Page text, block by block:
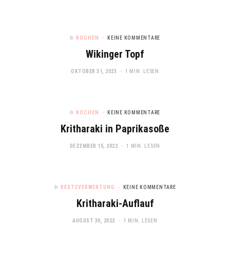
In KOCHEN KEINE KOMMENTARE
Wikinger Topf
OKTOBER 31, 2023 1 MIN. LESEN
In KOCHEN KEINE KOMMENTARE
Kritharaki in Paprikasoße
DEZEMBER 15, 2022 1 MIN. LESEN
In RESTEVERWERTUNG KEINE KOMMENTARE
Kritharaki-Auflauf
AUGUST 30, 2022 1 MIN. LESEN